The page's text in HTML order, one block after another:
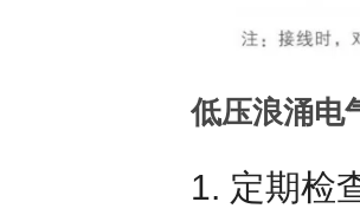
低压浪涌电
1. 定期检